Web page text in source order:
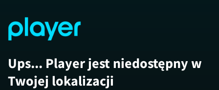
Ups... Player jest niedostępny w
Twojej lokalizacji